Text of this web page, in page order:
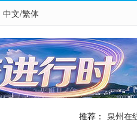
中文/繁体
推荐： 泉州在